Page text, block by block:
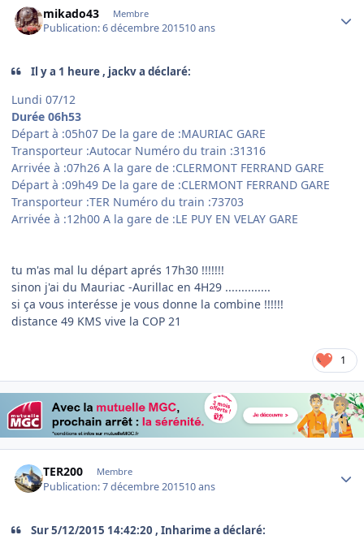
mikado43 Membre
Publication:6 décembre 201510 ans
Il y a 1 heure , jackv a déclaré:
Lundi 07/12
Durée 06h53
Départ à :05h07 De la gare de :MAURIAC GARE
Transporteur :Autocar Numéro du train :31316
Arrivée à :07h26 A la gare de :CLERMONT FERRAND GARE
Départ à :09h49 De la gare de :CLERMONT FERRAND GARE
Transporteur :TER Numéro du train :73703
Arrivée à :12h00 A la gare de :LE PUY EN VELAY GARE
tu m'as mal lu départ aprés 17h30 !!!!!!!
sinon j'ai du Mauriac -Aurillac en 4H29 ..............
si ça vous interésse je vous donne la combine !!!!!!
distance 49 KMS vive la COP 21
1
TER200 Membre
Publication:7 décembre 201510 ans
Sur 5/12/2015 14:42:20 , Inharime a déclaré: